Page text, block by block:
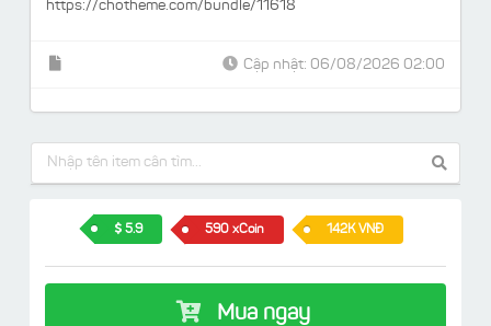
https://chotheme.com/bundle/11618
Cập nhật: 06/08/2026 02:00
5.9 590 xCoin 142K VNĐ
Mua ngay